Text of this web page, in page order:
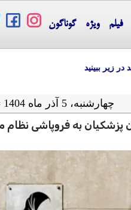
فیلم ویژه گوناگون
ببینید
چهارشنبه، 5 آذر ماه 1404 = 26-11 2025
پزشکیان به فروپاشی